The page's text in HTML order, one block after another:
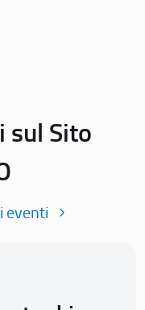
sul Sito
eventi